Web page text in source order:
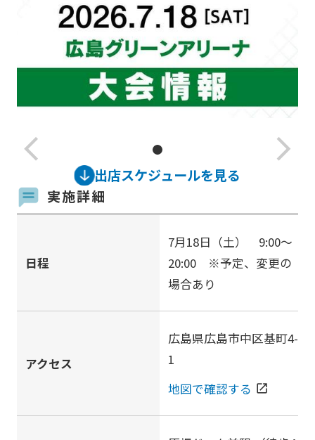
arrow_back_ios_new arrow_forward_ios
出店スケジュールを見る
実施詳細
日程
7月18日（土） 9:00～
20:00 ※予定、変更の
場合あり
アクセス
広島県広島市中区基町4-
1
地図で確認する open_in_new